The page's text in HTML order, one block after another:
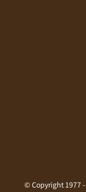
© Copyright 1977 -